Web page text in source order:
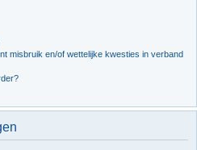
misbruik en/of wettelijke kwesties in verband